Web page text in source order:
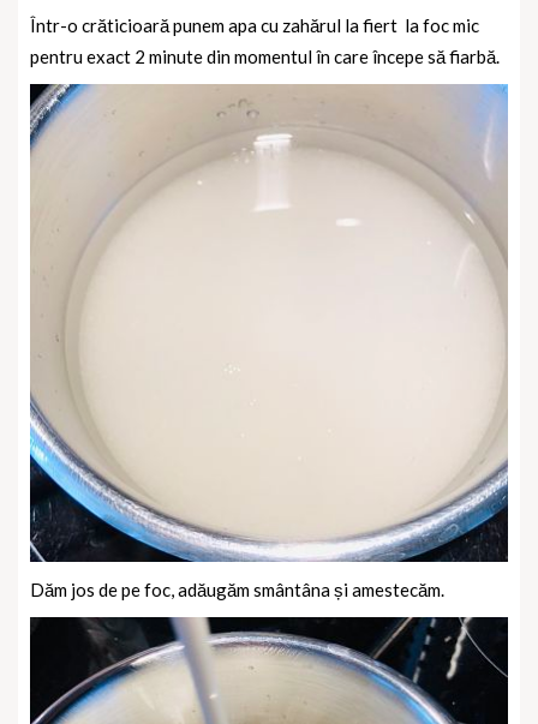
Într-o crăticioară punem apa cu zahărul la fiert la foc mic
pentru exact 2 minute din momentul în care începe să fiarbă.
Dăm jos de pe foc, adăugăm smântâna și amestecăm.